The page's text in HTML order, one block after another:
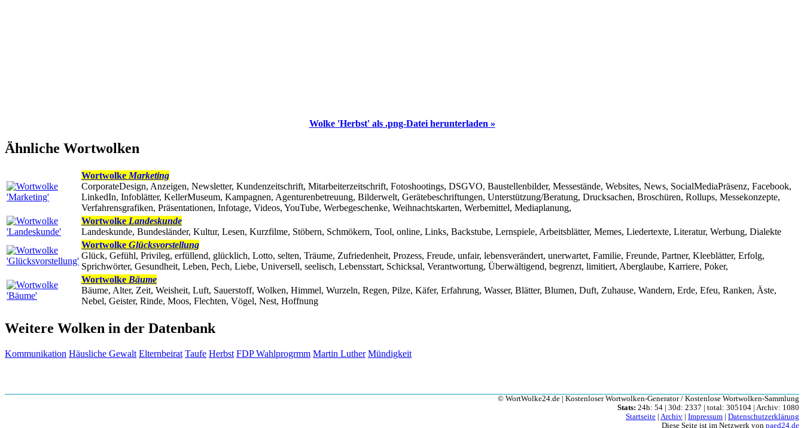
Wolke 'Herbst' als .png-Datei herunterladen »
Ähnliche Wortwolken
Wortwolke Marketing
CorporateDesign, Anzeigen, Newsletter, Kundenzeitschrift, Mitarbeiterzeitschrift, Fotoshootings, DSGVO, Baustellenbilder, Messestände, Websites, News, SocialMediaPräsenz, Facebook,
LinkedIn, Infoblätter, KellerMuseum, Kampagnen, Agenturenbetreuung, Bilderwelt, Gerätebeschriftungen, Unterstützung/Beratung, Drucksachen, Broschüren, Rollups, Messekonzepte,
Verfahrensgrafiken, Präsentationen, Infotage, Videos, YouTube, Werbegeschenke, Weihnachtskarten, Werbemittel, Mediaplanung,
Wortwolke Landeskunde
Landeskunde, Bundesländer, Kultur, Lesen, Kurzfilme, Stöbern, Schmökern, Tool, online, Links, Backstube, Lernspiele, Arbeitsblätter, Memes, Liedertexte, Literatur, Werbung, Dialekte
Wortwolke Glücksvorstellung
Glück, Gefühl, Privileg, erfüllend, glücklich, Lotto, selten, Träume, Zufriedenheit, Prozess, Freude, unfair, lebensverändert, unerwartet, Familie, Freunde, Partner, Kleeblätter, Erfolg,
Sprichwörter, Gesundheit, Leben, Pech, Liebe, Universell, seelisch, Lebensstart, Schicksal, Verantwortung, Überwältigend, begrenzt, limitiert, Aberglaube, Karriere, Poker,
Wortwolke Bäume
Bäume, Alter, Zeit, Weisheit, Luft, Sauerstoff, Wolken, Himmel, Wurzeln, Regen, Pilze, Käfer, Erfahrung, Wasser, Blätter, Blumen, Duft, Zuhause, Wandern, Erde, Efeu, Ranken, Äste,
Nebel, Geister, Rinde, Moos, Flechten, Vögel, Nest, Hoffnung
Weitere Wolken in der Datenbank
Kommunikation Häusliche Gewalt Elternbeirat Taufe Herbst FDP Wahlprogrmm Martin Luther Mündigkeit
© WortWolke24.de | Kostenloser Wortwolken-Generator / Kostenlose Wortwolken-Sammlung
Stats: 24h: 54 | 30d: 2337 | total: 305104 | Archiv: 1080
Startseite Archiv Impressum
Datenschutzerklärung
Diese Seite ist im Netzwerk von paed24.de